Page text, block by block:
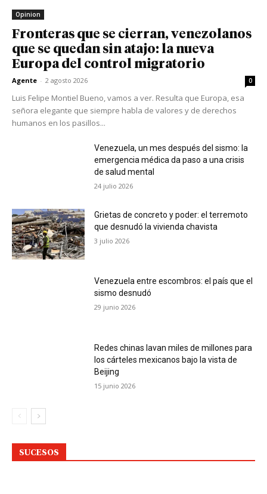
Opinion
Fronteras que se cierran, venezolanos
que se quedan sin atajo: la nueva
Europa del control migratorio
Agente - 2 agosto 2026 0
Luis Felipe Montiel Bueno, vamos a ver. Resulta que Europa, esa
señora elegante que siempre habla de valores y de derechos
humanos en los pasillos...
Venezuela, un mes después del sismo: la
emergencia médica da paso a una crisis
de salud mental
24 julio 2026
Grietas de concreto y poder: el terremoto
que desnudó la vivienda chavista
3 julio 2026
Venezuela entre escombros: el país que el
sismo desnudó
29 junio 2026
Redes chinas lavan miles de millones para
los cárteles mexicanos bajo la vista de
Beijing
15 junio 2026
SUCESOS